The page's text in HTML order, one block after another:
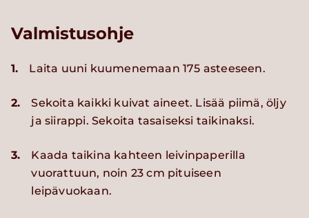
Valmistusohje
1. Laita uuni kuumenemaan 175 asteeseen.
2.
Sekoita kaikki kuivat aineet. Lisää piimä, öljy
ja siirappi. Sekoita tasaiseksi taikinaksi.
3.
Kaada taikina kahteen leivinpaperilla
vuorattuun, noin 23 cm pituiseen
leipävuokaan.